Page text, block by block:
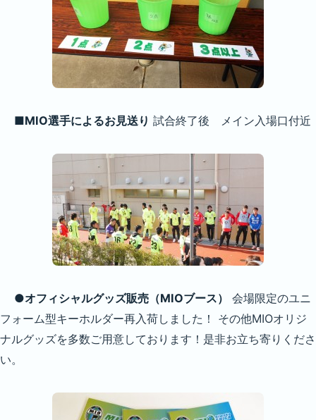
■MIO選手によるお見送り 試合終了後 メイン入場口付近
●オフィシャルグッズ販売（MIOブース）
会場限定のユニ
フォーム型キーホルダー再入荷しました！ その他MIOオリジ
ナルグッズを多数ご用意しております！是非お立ち寄りくださ
い。